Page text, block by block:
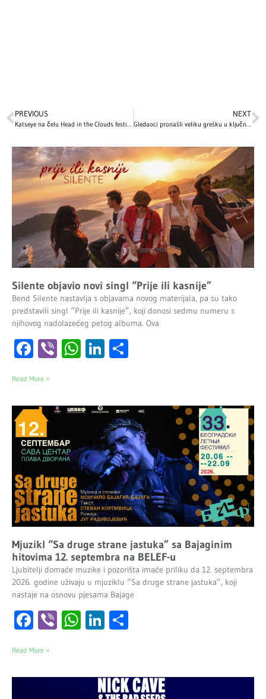
PREVIOUS
Katseye na čelu Head in the Clouds festivala 2026. godine
NEXT
Gledaoci pronašli veliku grešku u ključnoj sceni „Titanika“
Silente objavio novi singl “Prije ili kasnije”
Bend Silente nastavlja s objavama novog materijala, pa su tako
predstavili singl “Prije ili kasnije”, koji donosi sedmu numeru s
njihovog nadolazećeg petog albuma. Ova
Facebook
ViberWhatsApp
LinkedIn
Read More »
Mjuzikl “Sa druge strane jastuka” sa Bajaginim
hitovima 12. septembra na BELEF-u
Ljubitelji domaće muzike i pozorišta imaće priliku da 12. septembra
2026. godine uživaju u mjuziklu “Sa druge strane jastuka”, koji
nastaje na osnovu pjesama Bajage
Facebook
ViberWhatsApp
LinkedIn
Read More »